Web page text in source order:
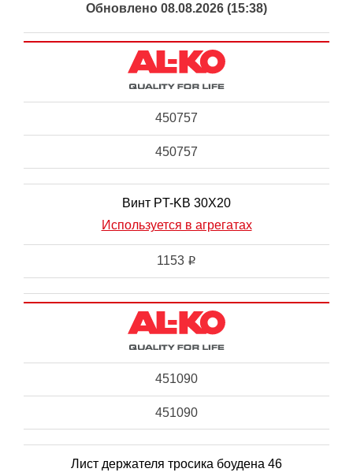
Обновлено 08.08.2026 (15:38)
450757
450757
Винт PT-KB 30X20
Используется в агрегатах
1153 i
451090
451090
Лист держателя тросика боудена 46